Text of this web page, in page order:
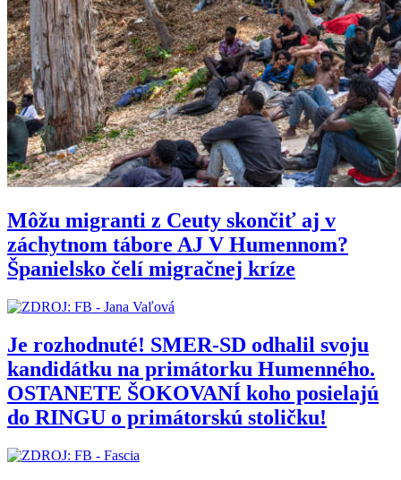
Môžu migranti z Ceuty skončiť aj v
záchytnom tábore AJ V Humennom?
Španielsko čelí migračnej kríze
Je rozhodnuté! SMER-SD odhalil svoju
kandidátku na primátorku Humenného.
OSTANETE ŠOKOVANÍ koho posielajú
do RINGU o primátorskú stoličku!